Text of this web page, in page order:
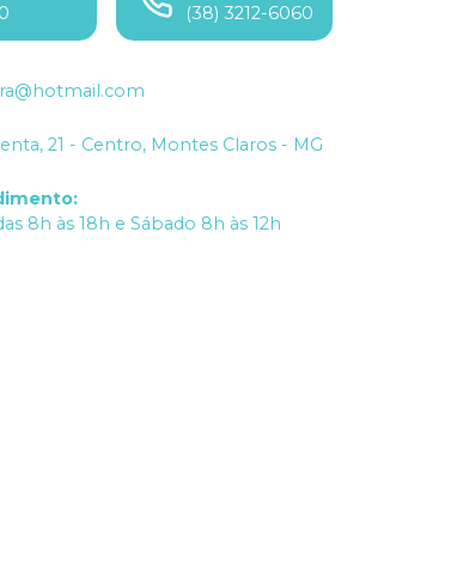
(38) 3212-6060
21 - Centro, Montes Claros - MG
:
8h às 18h e Sábado 8h às 12h